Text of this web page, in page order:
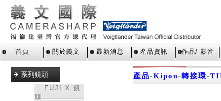
首頁 關於義文 最新消息 產品資訊 作品/ 影音
系列鏡頭
FUJI X 鏡
頭
產品-Kipon-轉接環-